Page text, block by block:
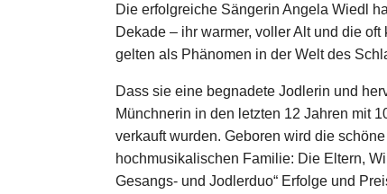
Die erfolgreiche Sängerin Angela Wiedl
Dekade – ihr warmer, voller Alt und die
gelten als Phänomen in der Welt des
Dass sie eine begnadete Jodlerin und
Münchnerin in den letzten 12 Jahren mit
verkauft wurden. Geboren wird die
hochmusikalischen Familie: Die Eltern,
Gesangs- und Jodlerduo“ Erfolge und